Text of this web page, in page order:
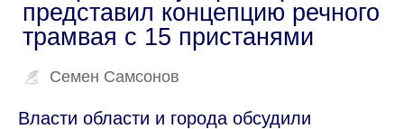
представил концепцию речного
трамвая с 15 пристанями
Семен Самсонов
Власти области и города обсудили